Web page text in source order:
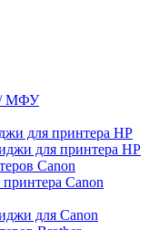
/ МФУ
для принтера HP
для принтера HP
Сanon
Сanon
для Сanon